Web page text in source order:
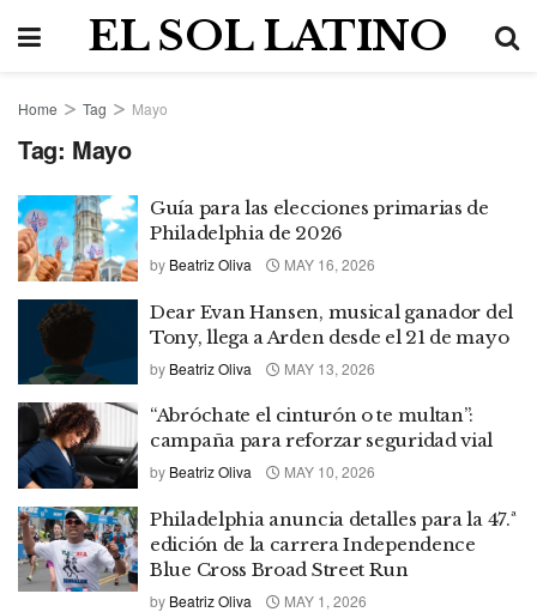
EL SOL LATINO
Home Tag Mayo
Tag: Mayo
Guía para las elecciones primarias de
Philadelphia de 2026
by Beatriz Oliva MAY 16, 2026
Dear Evan Hansen, musical ganador del
Tony, llega a Arden desde el 21 de mayo
by Beatriz Oliva MAY 13, 2026
“Abróchate el cinturón o te multan”:
campaña para reforzar seguridad vial
by Beatriz Oliva MAY 10, 2026
Philadelphia anuncia detalles para la 47.ª
edición de la carrera Independence
Blue Cross Broad Street Run
by Beatriz Oliva MAY 1, 2026